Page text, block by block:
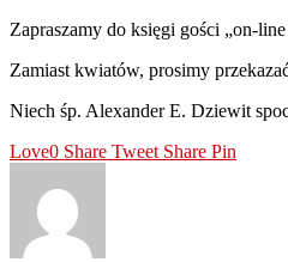
Zapraszamy do księgi gości „on-
Zamiast kwiatów, prosimy
Niech śp. Alexander E. Dziewit
Love0 Share Tweet Share Pin